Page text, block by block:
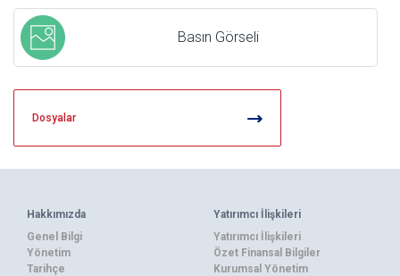
Basın Görseli
Dosyalar
Hakkımızda
Genel Bilgi
Yönetim
Tarihçe
Yatırımcı İlişkileri
Yatırımcı İlişkileri
Özet Finansal Bilgiler
Kurumsal Yönetim